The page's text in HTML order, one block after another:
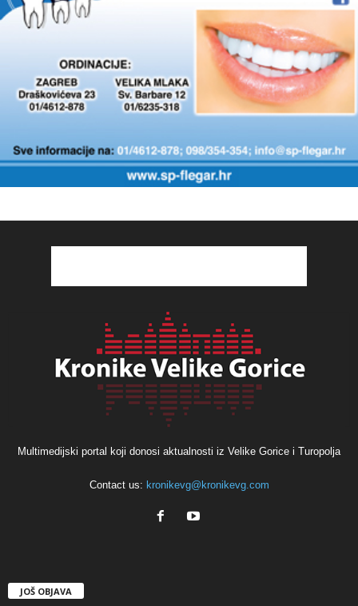
Multimedijski portal koji donosi aktualnosti iz Velike Gorice i Turopolja
Contact us: kronikevg@kronikevg.com
JOŠ OBJAVA